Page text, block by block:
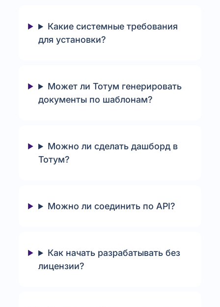
Какие системные требования
для установки?
Может ли Тотум генерировать
документы по шаблонам?
Можно ли сделать дашборд в
Тотум?
Можно ли соединить по API?
Как начать разрабатывать без
лицензии?